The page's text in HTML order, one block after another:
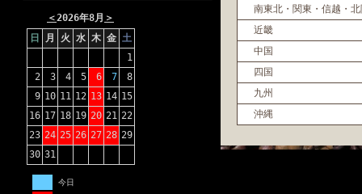
＜2026年8月 ＞
日
月 火 水 木 金 土
1
2
3 4 5 6 7
8
9 10 11 12 13 14 15
16 17 18 19 20 21 22
23 24 25 26 27 28 29
30 31
今日
南東北・関東・信越・
近畿
中国
四国
九州
沖縄